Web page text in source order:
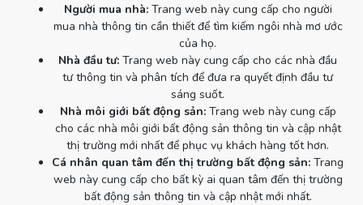
Người mua nhà:Trang web này cung cấp cho người
mua nhà thông tin cần thiết để tìm kiếm ngôi nhà mơ ước
của họ.
Nhà đầu tư: Trang web này cung cấp cho các nhà đầu
tư thông tin và phân tích để đưa ra quyết định đầu tư
sáng suốt.
Nhà môi giới bất động sản:Trang web này cung cấp
cho các nhà môi giới bất động sản thông tin và cập nhật
thị trường mới nhất để phục vụ khách hàng tốt hơn.
Cá nhân quan tâm đến thị trường bất động sản: Trang
web này cung cấp cho bất kỳ ai quan tâm đến thị trường
bất động sản thông tin và cập nhật mới nhất.